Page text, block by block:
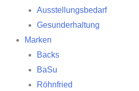
Ausstellungsbedarf
Gesunderhaltung
Marken
Backs
BaSu
Röhnfried